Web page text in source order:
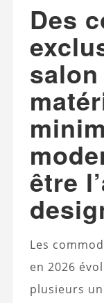
Des
être
Les
en 2026
plusieurs